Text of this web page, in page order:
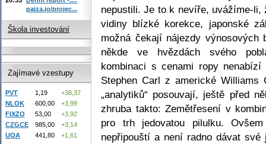
nepustili. Je to k nevíře, uvážíme-li,
vidiny blízké korekce, japonské
možná čekají nájezdy
někde ve hvězdách svého
kombinaci s cenami ropy
Stephen Carl z americké
„analytiků“ posouvají, ještě před
zhruba takto: Zemětřesení v
pro trh jedovatou pilulku.
nepřipouští a není radno dávat
paiza.io/projec...
Škola investování
Zajímavé vzestupy
PVT 1,19
+38,37
NLOK
600,00
+3,99
FIXZO
53,00
+3,92
CZGCE
985,00
+3,14
UQA
441,80 +1,61